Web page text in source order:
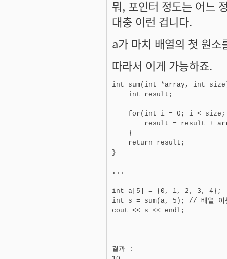
뭐, 포인터 정도는 어느
대충 이런 겁니다.
a가 마치 배열의 첫 원소
따라서 이게 가능하죠.
int sum(int *array, int
    int result;
for(int i = 0; i <
result = result +
    }
    return result;
}
...
int a[5] = {0, 1, 2, 3, 4};
int s = sum(a, 5); // 배열 이름
결과 :